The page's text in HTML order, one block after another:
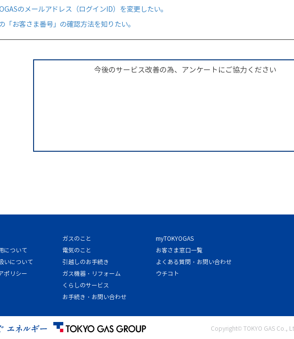
のメールアドレス（ログインID）を変更したい。
「お客さま番号」の確認方法を知りたい。
今後のサービス改善の為、アンケートにご協力ください
について
いについて
ポリシー
ガスのこと
電気のこと
引越しのお手続き
ガス機器・リフォーム
くらしのサービス
お手続き・お問い合わせ
myTOKYOGAS
お客さま窓口一覧
よくある質問・お問い合わせ
ウチコト
Copyright© TOKYO GAS Co.,